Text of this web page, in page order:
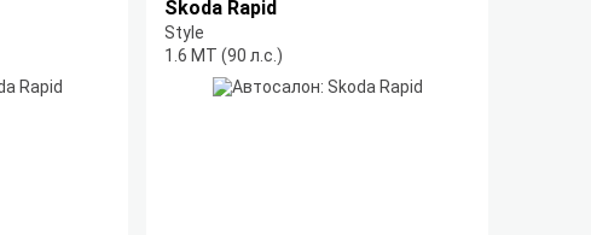
Skoda Rapid
Style
1.6 MT (90 л.с.)